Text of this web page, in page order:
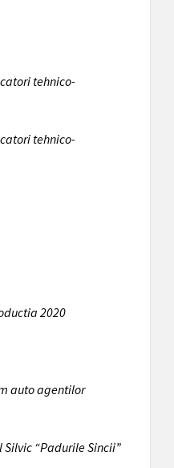
tehnico-
tehnico-
2020
auto agentilor
“Padurile Sincii”